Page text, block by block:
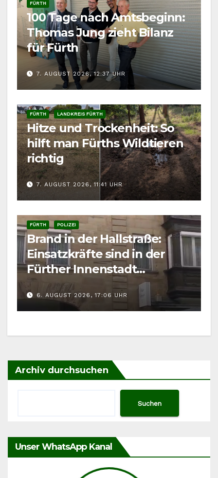
FÜRTH
100 Tage nach Amtsbeginn:
Thomas Jung zieht Bilanz
für Fürth
7. AUGUST 2026, 12:37 UHR
FÜRTH LANDKREIS FÜRTH
Hitze und Trockenheit: So
hilft man Fürths Wildtieren
richtig
7. AUGUST 2026, 11:41 UHR
FÜRTH POLIZEI
Brand in der Hallstraße:
Einsatzkräfte sind in der
Fürther Innenstadt
gefordert
6. AUGUST 2026, 17:06 UHR
Archiv durchsuchen
Suchen
Unser WhatsApp Kanal